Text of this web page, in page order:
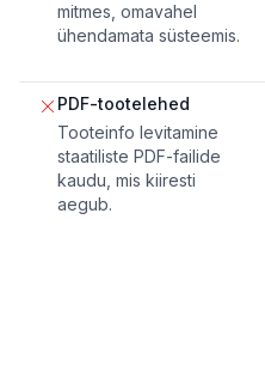
mitmes, omavahel
ühendamata süsteemis.
PDF-tootelehed
Tooteinfo levitamine
staatiliste PDF-failide
kaudu, mis kiiresti
aegub.